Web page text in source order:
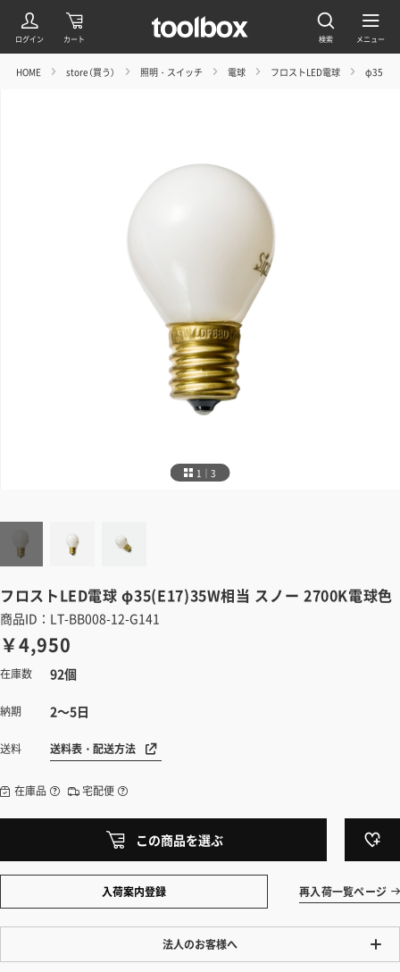
HOME store（買う） 照明・スイッチ 電球 フロストLED電球
1｜3
フロストLED電球φ35(E17)35W相当 スノー 2700K電球色
商品ID：LT-BB008-12-G141
￥4,950
在庫数 92個
納期 2～5日
送料 送料表・配送方法
在庫品 宅配便
この商品を選ぶ
入荷案内登録 再入荷一覧ページ
法人のお客様へ